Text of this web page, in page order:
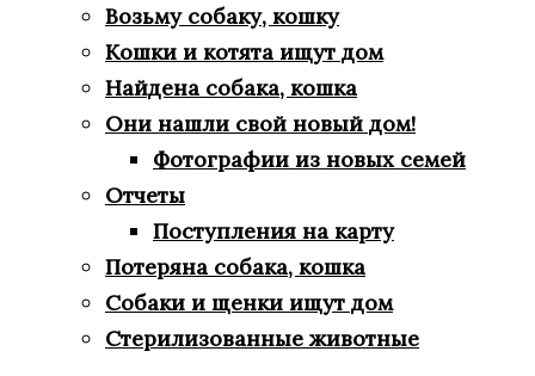
Возьму собаку, кошку
Кошки и котята ищут дом
Найдена собака, кошка
Они нашли свой новый дом!
Фотографии из новых семей
Отчеты
Поступления на карту
Потеряна собака, кошка
Собаки и щенки ищут дом
Стерилизованные животные